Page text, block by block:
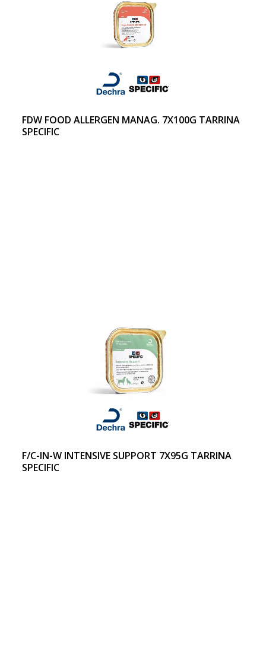
FDW FOOD ALLERGEN MANAG. 7X100G TARRINA
SPECIFIC
F/C-IN-W INTENSIVE SUPPORT 7X95G TARRINA
SPECIFIC